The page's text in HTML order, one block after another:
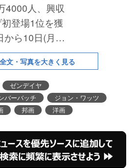
4000人、興収
登場1位を獲
から10日(月・
計では、動員
16億9200万
トを切った。
文・写真を大きく見る
ゼンデイヤ
バーバッチ
ジョン・ワッツ
邦画 洋画